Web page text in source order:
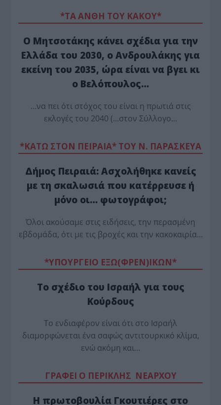
*ΤΑ ΆΝΘΗ ΤΟΥ ΚΑΚΟΎ*
Ο Μητσοτάκης κάνει σχέδια για την
Ελλάδα του 2030, ο Ανδρουλάκης για
εκείνη του 2035, ώρα είναι να βγει κι
ο Βελόπουλος…
…να πει ότι στόχος του είναι η πρωτιά στις
εκλογές του 2040 (…στον Σύλλογο…
*ΚΑΤΩ ΣΤΟΝ ΠΕΙΡΑΙΑ* ΤΟΥ Ν. ΠΑΡΑΣΚΕΥΑ
Δήμος Πειραιά: Ασχολήθηκε κανείς
με τη σκαλωσιά που κατέρρευσε ή
μόνο οι… φωτογράφοι;
Όλοι ακούσαμε στις ειδήσεις, την περασμένη
εβδομάδα, ότι με τις βροχές και την κακοκαιρία…
*ΥΠΟΥΡΓΕΙΟ ΕΞΩ(ΦΡΕΝ)ΙΚΩΝ*
Το σχέδιο του Ισραήλ για τους
Κούρδους
Το ενδιαφέρον είναι ότι στο Ισραήλ
διαμορφώνεται ένα σαφώς αντιτουρκικό κλίμα,
ενώ ακόμη και…
ΓΡΑΦΕΙ Ο ΠΕΡΙΚΛΗΣ ΝΕΑΡΧΟΥ
Η πρωτοβουλία Γκουτιέρες στο